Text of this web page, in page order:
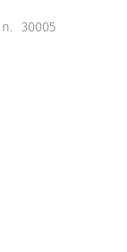
30005